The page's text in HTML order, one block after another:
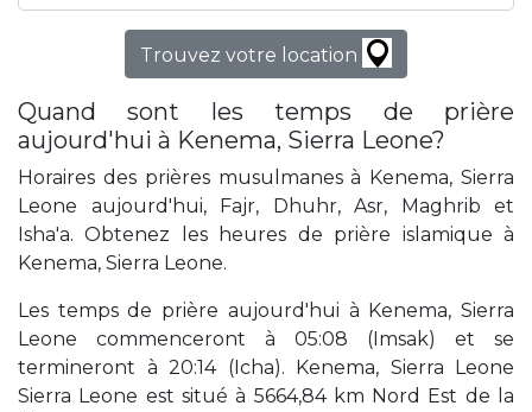
Trouvez votre location
Quand sont les temps de prière
aujourd'hui à Kenema, Sierra Leone?
Horaires des prières musulmanes à Kenema, Sierra
Leone aujourd'hui, Fajr, Dhuhr, Asr, Maghrib et
Isha'a. Obtenez les heures de prière islamique à
Kenema, Sierra Leone.
Les temps de prière aujourd'hui à Kenema, Sierra
Leone commenceront à 05:08 (Imsak) et se
termineront à 20:14 (Icha). Kenema, Sierra Leone
Sierra Leone est situé à 5664,84 km Nord Est de la